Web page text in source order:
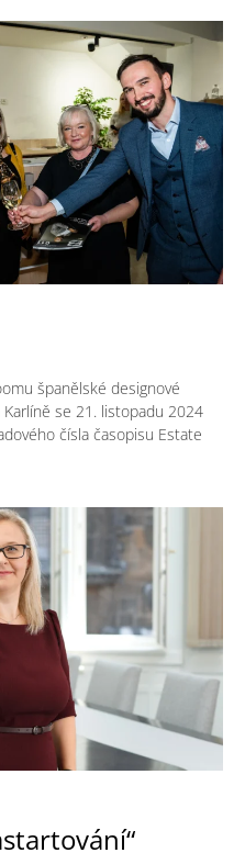
španělské designové
Karlíně se 21. listopadu 2024
čísla časopisu Estate